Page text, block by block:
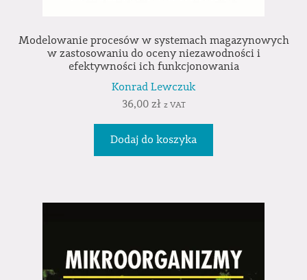
Modelowanie procesów w systemach magazynowych
w zastosowaniu do oceny niezawodności i
efektywności ich funkcjonowania
Konrad Lewczuk
36,00 zł z VAT
Dodaj do koszyka